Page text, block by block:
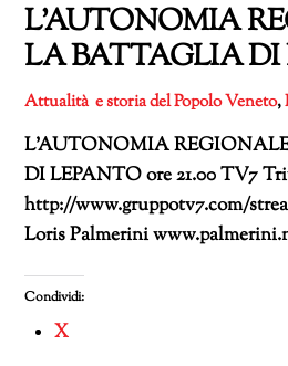
L’AUTONOMIA
LA BATTAGLIA DI
Attualità e storia del Popolo Veneto,
L’AUTONOMIA
DI LEPANTO ore 21.00 TV7
http://www.gruppotv7.com/
Loris Palmerini
Condividi:
X